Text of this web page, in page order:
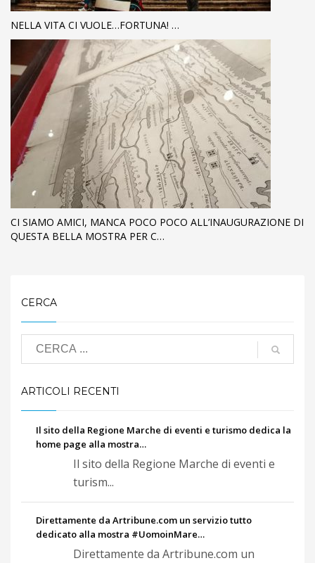
NELLA VITA CI VUOLE…FORTUNA! …
CI SIAMO AMICI, MANCA POCO POCO ALL’INAUGURAZIONE DI
QUESTA BELLA MOSTRA PER C…
CERCA
ARTICOLI RECENTI
Il sito della Regione Marche di eventi e turismo dedica la
home page alla mostra…
Il sito della Regione Marche di eventi e
turism...
Direttamente da Artribune.com un servizio tutto
dedicato alla mostra #UomoinMare…
Direttamente da Artribune.com un